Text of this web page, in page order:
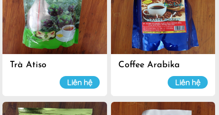
Trà Atiso
Liên hệ
Coffee Arabika
Liên hệ